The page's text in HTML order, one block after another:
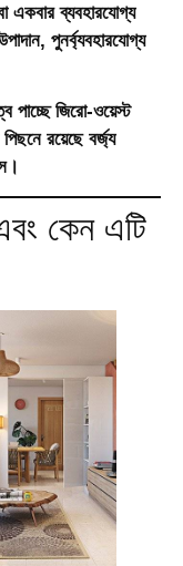
একবার ব্যবহারযোগ্য
পুনর্ব্যবহারযোগ্য
পাচ্ছে জিরো-ওয়েস্ট
রয়েছে বর্জ্য
কেন এটি